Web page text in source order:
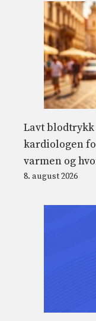
Lavt
kardiologen
varmen og
8. august 2026